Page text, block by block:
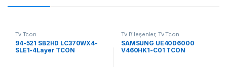
Tv Tcon
94-521 SB2HD LC370WX4-
SLE1-4Layer TCON
Tv Bileşenler, Tv Tcon
SAMSUNG UE40D6000
V460HK1-C01 TCON